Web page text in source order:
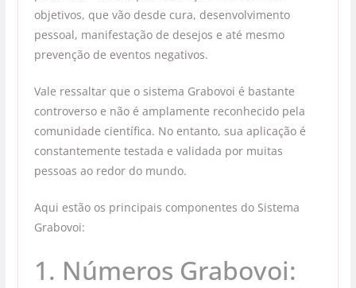
objetivos, que vão desde cura, desenvolvimento
pessoal, manifestação de desejos e até mesmo
prevenção de eventos negativos.
Vale ressaltar que o sistema Grabovoi é bastante
controverso e não é amplamente reconhecido pela
comunidade científica. No entanto, sua aplicação é
constantemente testada e validada por muitas
pessoas ao redor do mundo.
Aqui estão os principais componentes do Sistema
Grabovoi:
1. Números Grabovoi: